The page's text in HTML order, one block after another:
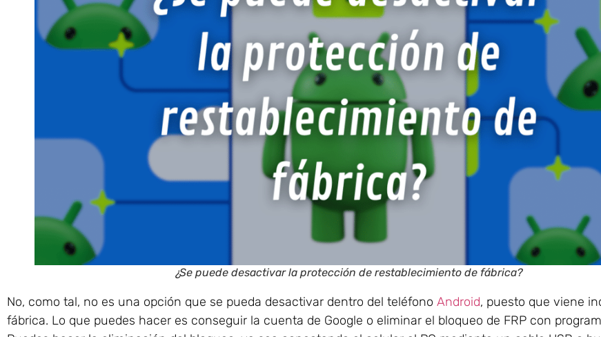
¿Se puede desactivar la protección de restablecimiento de fábrica?
No, como tal, no es una opción que se pueda desactivar dentro del teléfono Android, puesto que viene
fábrica. Lo que puedes hacer es conseguir la cuenta de Google o eliminar el bloqueo de FRP con